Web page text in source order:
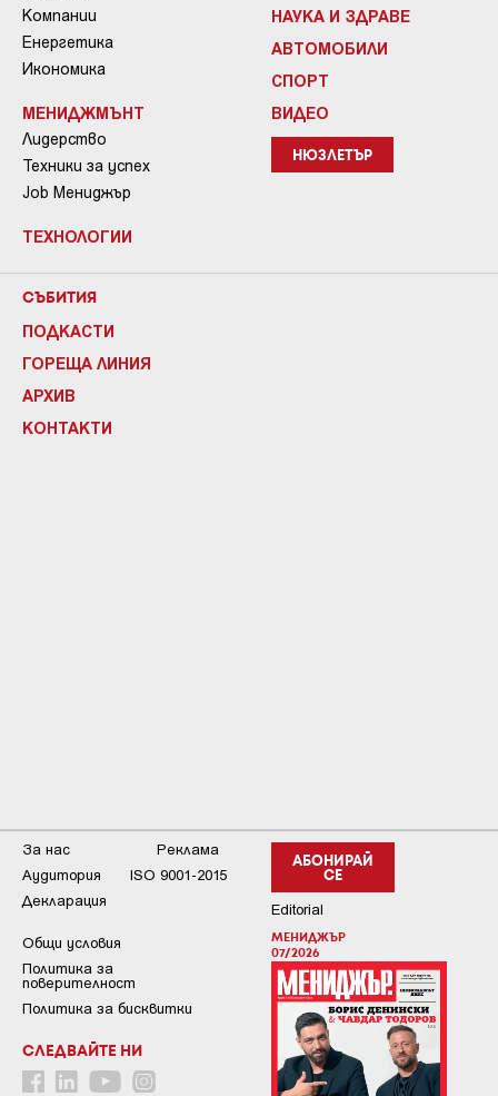
Компании
Енергетика
Икономика
МЕНИДЖМЪНТ
Лидерство
Техники за успех
Job Мениджър
ТЕХНОЛОГИИ
НАУКА И ЗДРАВЕ
АВТОМОБИЛИ
СПОРТ
ВИДЕО
НЮЗЛЕТЪР
СЪБИТИЯ
ПОДКАСТИ
ГОРЕЩА ЛИНИЯ
АРХИВ
КОНТАКТИ
АБОНИРАЙ
СЕ
Editorial
МЕНИДЖЪР
07/2026
За нас
Реклама
Аудитория
ISO 9001-2015
Декларация
Общи условия
Пoлитикa зa
пoвepитeлнocт
Политика за бисквитки
СЛЕДВАЙТЕ НИ